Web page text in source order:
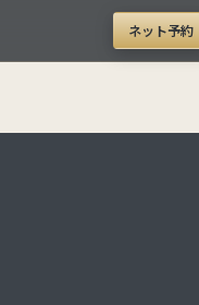
ネット予約